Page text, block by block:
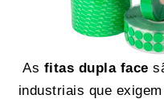
As fitas dupla face
industriais que